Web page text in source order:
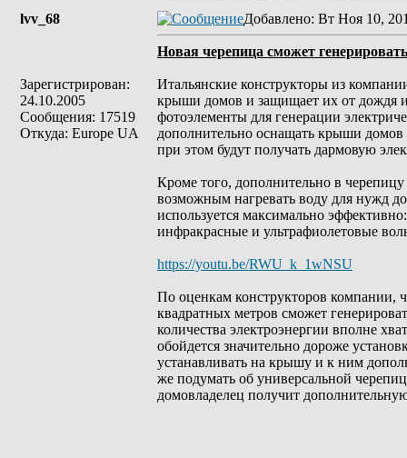
lvv_68
Зарегистрирован:
24.10.2005
Сообщения: 17519
Откуда: Europe UA
Добавлено: Вт Ноя 10,
Новая черепица сможет
Итальянские конструкторы из
крыши домов и защищает их от дождя
фотоэлементы для генерации
дополнительно оснащать крыши
при этом будут получать дармовую
Кроме того, дополнительно в
возможным нагревать воду для нужд
используется максимально
инфракрасные и ультрафиолетовые
https://youtu.be/RWU_k_1wNSU
По оценкам конструкторов
квадратных метров сможет
количества электроэнергии вполне
обойдется значительно дороже
устанавливать на крышу и к ним
же подумать об универсальной
домовладелец получит